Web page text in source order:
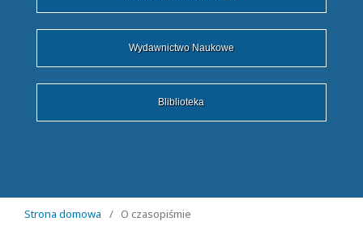
Wydawnictwo Naukowe
Bliblioteka
Strona domowa / O czasopiśmie